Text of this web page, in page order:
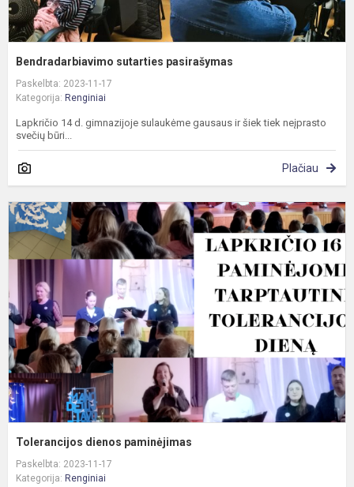
Bendradarbiavimo sutarties pasirašymas
Paskelbta: 2023-11-17
Kategorija: Renginiai
Lapkričio 14 d. gimnazijoje sulaukėme gausaus ir šiek tiek neįprasto
svečių būri...
Plačiau
Tolerancijos dienos paminėjimas
Paskelbta: 2023-11-17
Kategorija: Renginiai